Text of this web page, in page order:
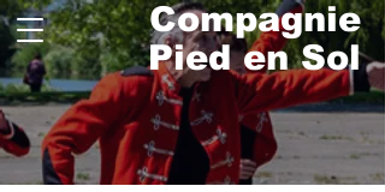
Compagnie
Pied en Sol